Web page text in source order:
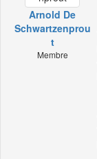
Arnold De
Schwartzenprou
t
Membre